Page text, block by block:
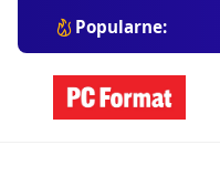
Popularne: